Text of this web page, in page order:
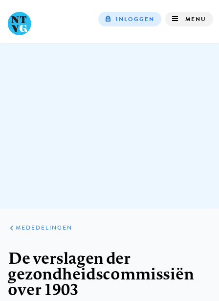
INLOGGEN MENU
ARTIKELEN
VARIA
MEDEDELINGEN
De verslagen der
gezondheidscommissiën
over 1903